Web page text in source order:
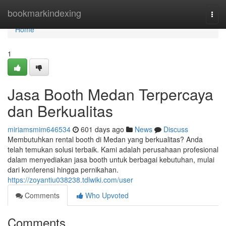
bookmarkindexing
Home
Home
1
Jasa Booth Medan Terpercaya
dan Berkualitas
miriamsmim646534 601 days ago News
Discuss
Membutuhkan rental booth di Medan yang berkualitas? Anda
telah temukan solusi terbaik. Kami adalah perusahaan profesional
dalam menyediakan jasa booth untuk berbagai kebutuhan, mulai
dari konferensi hingga pernikahan.
https://zoyantiu038238.tdlwiki.com/user
Comments
Who Upvoted
Comments